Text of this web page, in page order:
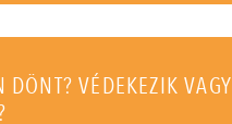
DÖNT? VÉDEKEZIK VAGY